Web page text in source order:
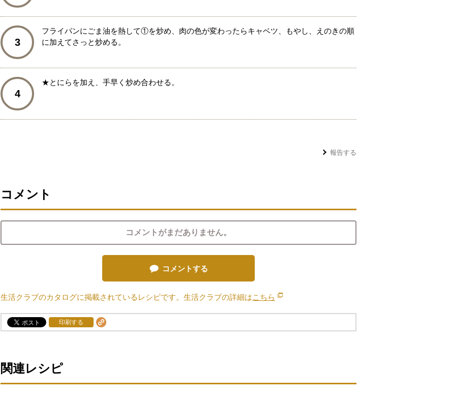
3
フライパンにごま油を熱して①を炒め、肉の色が変わったらキャベツ、もやし、えのきの順
に加えてさっと炒める。
4
★とにらを加え、手早く炒め合わせる。
報告する
コメント
コメントがまだありません。
コメントする
生活クラブのカタログに掲載されているレシピです。生活クラブの詳細はこちら 別のウィンドウで開きます。
印刷する
関連レシピ